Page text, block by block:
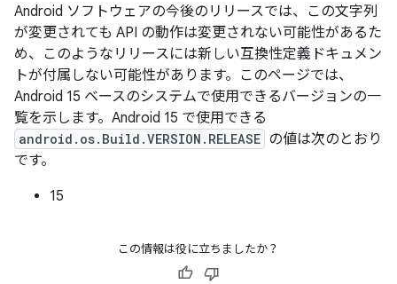
Android ソフトウェアの今後のリリースでは、この文字列
が変更されても API の動作は変更されない可能性があるた
め、このようなリリースには新しい互換性定義ドキュメン
トが付属しない可能性があります。このページでは、
Android 15 ベースのシステムで使用できるバージョンの一
覧を示します。Android 15 で使用できる
android.os.Build.VERSION.RELEASE の値は次のとおり
です。
15
この情報は役に立ちましたか？